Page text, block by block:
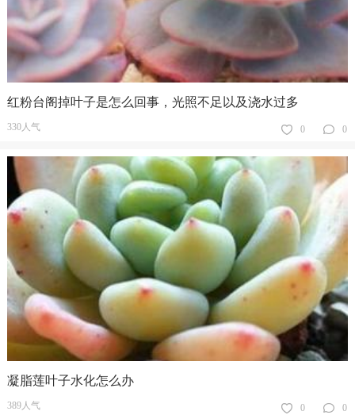
红粉台阁掉叶子是怎么回事，光照不足以及浇水过多
330人气 0 0
凝脂莲叶子水化怎么办
389人气 0 0